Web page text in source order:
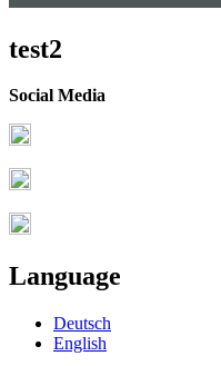
test2
Social Media
Language
Deutsch
English